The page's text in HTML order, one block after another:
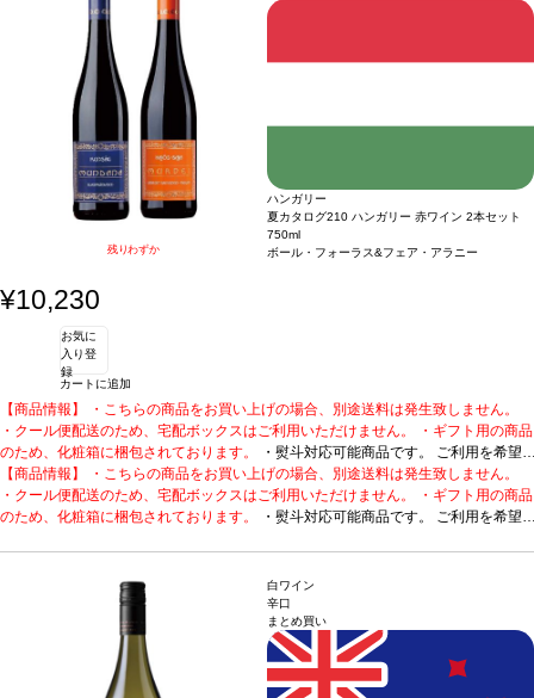
ムンドゥス・ヴィニ スプリングテイスティング2025 ゴールドメダル、
ワイン・エンスージアスト ベスト・バイ！
ポルトガル / ロゼ・泡 / 辛口
イン トップ50に選出、91ポイント、サクラアワード2023 ゴールド！
ください。 もし最短日を選択された場合は、指定日翌日の配送となります。ご了承
ください。 ・下記ワインが1本ずつ含まれています。
パークリング。
1. カブリス スパークリング (2018)
ムンドゥス・ヴィニ スプリングテイスティング2025 ゴールドメダル、
ワイン・エンスージアスト ベスト・バイ！
ポルトガル / ロゼ・泡 / 辛口
イン トップ50に選出、91ポイント、サクラアワード2023 ゴールド！
残りわずか
ハンガリー
夏カタログ210 ハンガリー 赤ワイン 2本セット
750ml
ボール・フォーラス&フェア・アラニー
¥10,230
お気に
入り登
録
カートに追加
【商品情報】 ・こちらの商品をお買い上げの場合、別途送料は発生致しません。
・クール便配送のため、宅配ボックスはご利用いただけません。 ・ギフト用の商品
のため、化粧箱に梱包されております。
・熨斗対応可能商品です。 ご利用を希望
される場合、ご注文時コメント欄に熨斗をご希望の旨と「結び・上部表書き内容・
下部のお名入れ内容」の3つをご入力ください。無地熨斗の場合は、結びをご指定
のうえ「無地熨斗」とご記載ください。 ※熨斗をご希望の場合、作成作業のため最
ください。 ・下記ワインが1本ずつ含まれています。
低アルコールの甘口赤。
1. ムンダナ (2024)ハンガリー、クンシャーグ / 赤 / 甘口
ハンガリー、ハヨーシュ・バヤ / 赤 / 甘口
【商品情報】 ・こちらの商品をお買い上げの場合、別途送料は発生致しません。
・クール便配送のため、宅配ボックスはご利用いただけません。 ・ギフト用の商品
のため、化粧箱に梱包されております。
・熨斗対応可能商品です。 ご利用を希望
のうえ「無地熨斗」とご記載ください。 ※熨斗をご希望の場合、作成作業のため最
短日出荷はお承り致しかねます。 必ず最短日から+1日後より配送指定日をご選択
ください。 もし最短日を選択された場合は、指定日翌日の配送となります。ご了承
ください。 ・下記ワインが1本ずつ含まれています。果実味があって飲みやすい、
低アルコールの甘口赤。
1. ムンダナ (2024)ハンガリー、クンシャーグ / 赤 / 甘口
2. ムルデイ (2024)ハンガリー、ハヨーシュ・バヤ / 赤 / 甘口
白ワイン
辛口
まとめ買い